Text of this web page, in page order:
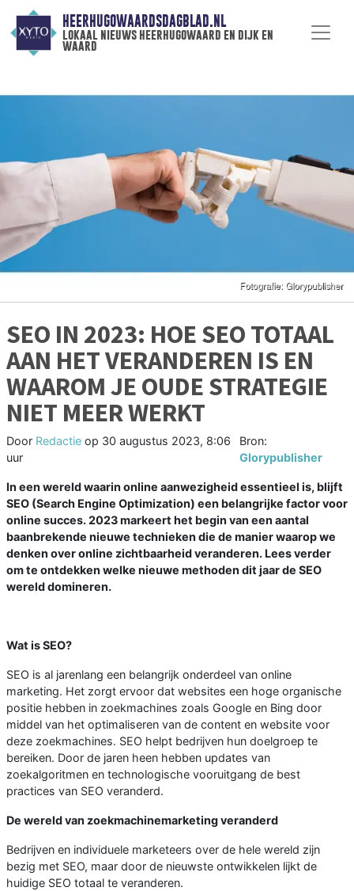
HEERHUGOWAARDSDAGBLAD.NL
lokaal nieuws heerhugowaard en dijk en
waard
SEO IN 2023: HOE SEO TOTAAL
AAN HET VERANDEREN IS EN
WAAROM JE OUDE STRATEGIE
NIET MEER WERKT
Door Redactie op 30 augustus 2023, 8:06
uur
Bron:
Glorypublisher
In een wereld waarin online aanwezigheid essentieel is, blijft
SEO (Search Engine Optimization) een belangrijke factor voor
online succes. 2023 markeert het begin van een aantal
baanbrekende nieuwe technieken die de manier waarop we
denken over online zichtbaarheid veranderen. Lees verder
om te ontdekken welke nieuwe methoden dit jaar de SEO
wereld domineren.
Wat is SEO?
SEO is al jarenlang een belangrijk onderdeel van online
marketing. Het zorgt ervoor dat websites een hoge organische
positie hebben in zoekmachines zoals Google en Bing door
middel van het optimaliseren van de content en website voor
deze zoekmachines. SEO helpt bedrijven hun doelgroep te
bereiken. Door de jaren heen hebben updates van
zoekalgoritmen en technologische vooruitgang de best
practices van SEO veranderd.
De wereld van zoekmachinemarketing veranderd
Bedrijven en individuele marketeers over de hele wereld zijn
bezig met SEO, maar door de nieuwste ontwikkelen lijkt de
huidige SEO totaal te veranderen.